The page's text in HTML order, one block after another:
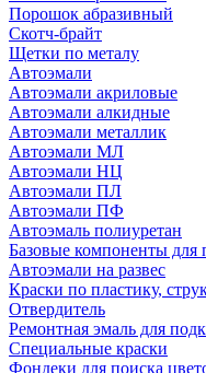
Порошок абразивный
Скотч-брайт
Щетки по металу
Автоэмали
Автоэмали акриловые
Автоэмали алкидные
Автоэмали металлик
Автоэмали МЛ
Автоэмали НЦ
Автоэмали ПЛ
Автоэмали ПФ
Автоэмаль полиуретан
Базовые компоненты для
Автоэмали на развес
Краски по пластику,
Отвердитель
Ремонтная эмаль для
Специальные краски
Фондеки для поиска